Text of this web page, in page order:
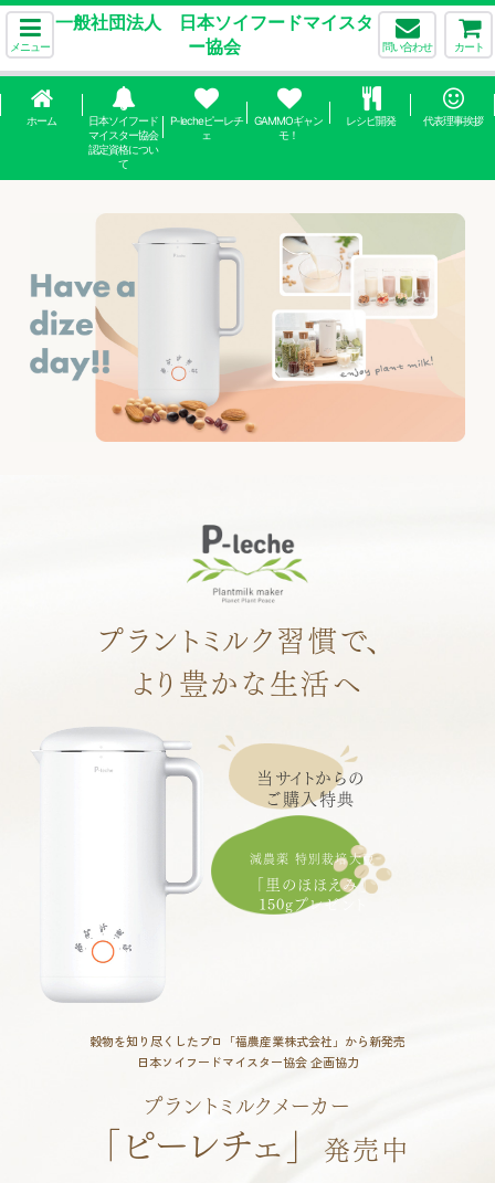
メニュー
一般社団法人 日本ソイフードマイスタ
ー協会
問い合わせ カート
ホーム
日本ソイフード
マイスター協会
認定資格につい
て
P-lecheピーレチ
ェ
GAMMOギャン
モ！
レシピ開発 代表理事挨拶
プラントミルク習慣で、
より豊かな生活へ
当サイトからの
ご購入特典
減農薬 特別栽培大豆
「里のほほえみ」
150gプレゼント
穀物を知り尽くしたプロ「福農産業株式会社」から新発売
日本ソイフードマイスター協会 企画協力
プラントミルクメーカー
「ピーレチェ」 発売中